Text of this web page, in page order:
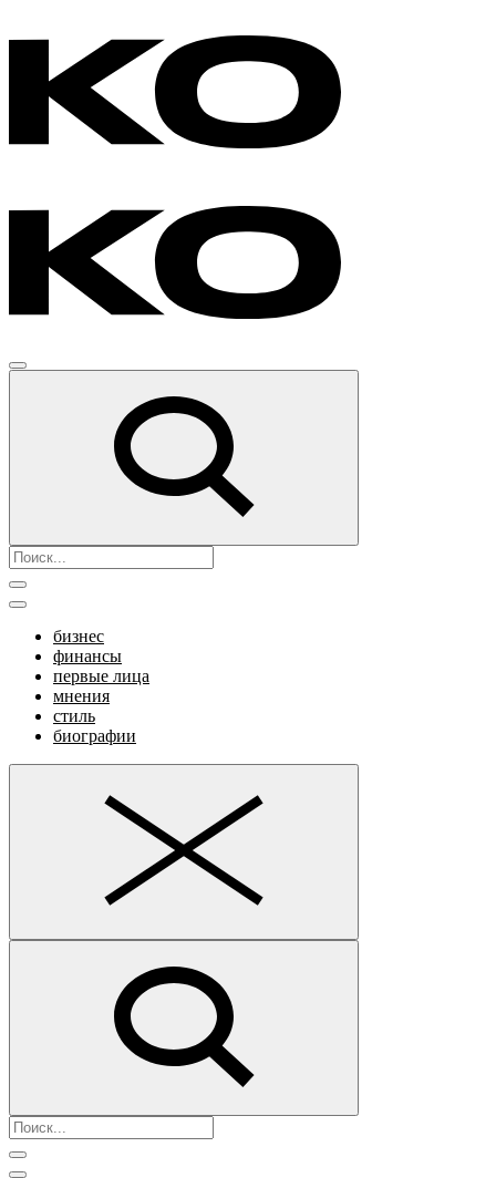
бизнес
финансы
первые лица
мнения
стиль
биографии